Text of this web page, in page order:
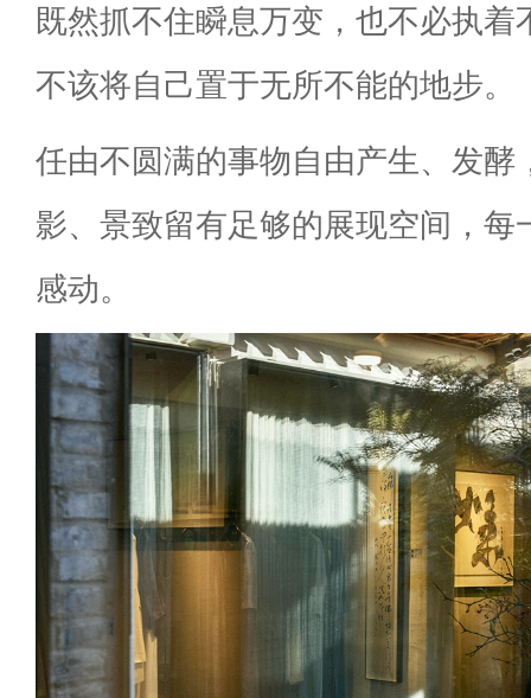
既然抓不住瞬息万变，也不必执着
不该将自己置于无所不能的地步。
任由不圆满的事物自由产生、发酵
影、景致留有足够的展现空间，每
感动。